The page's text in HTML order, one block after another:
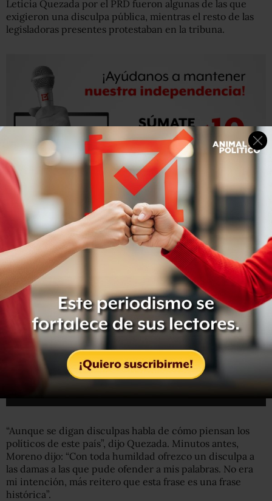
Leticia Quezada por el PRD fueron algunas de las que
exigieron una disculpa pública, mientras el resto de las
legisladoras presentes protestaban en la tribuna.
“Aunque se digan disculpas habla de cómo piensan los
políticos de este país”, dijo Quezada. Minutos antes,
Moreno dijo: “Con toda humildad ofrezco un disculpa a
las damas a las que pude ofender a mis palabras. No era
mi intención, más reitero que esta frase es una frase
histórica”.